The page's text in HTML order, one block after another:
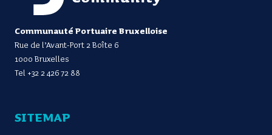
Communauté Portuaire Bruxelloise
Rue de l’Avant-Port 2 Boîte 6
1000 Bruxelles
Tel +32 2 426 72 88
SITEMAP